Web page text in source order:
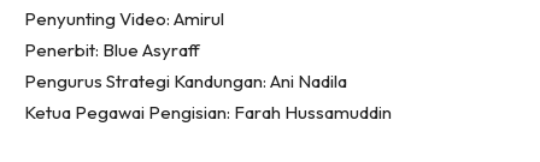
Kafe
Hartanah
High Rise
Landed
Penyunting Video: Amirul
Penerbit: Blue Asyraff
Pengurus Strategi Kandungan: Ani Nadila
Ketua Pegawai Pengisian: Farah Hussamuddin